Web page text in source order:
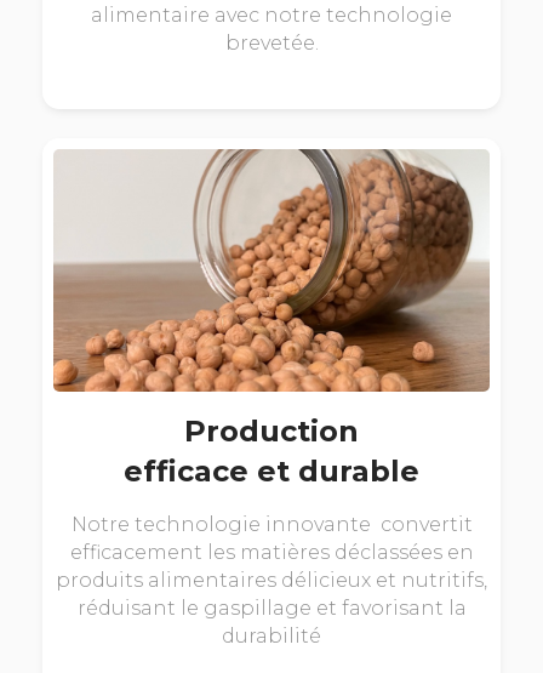
alimentaire avec notre technologie
brevetée.
Production
efficace et durable
Notre technologie innovante convertit
efficacement les matières déclassées en
produits alimentaires délicieux et nutritifs,
réduisant le gaspillage et favorisant la
durabilité